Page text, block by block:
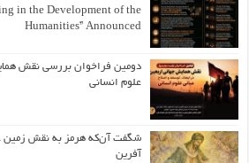
in the Development of the
Humanities” Announced
دومین فراخوان بررسی نقش
علوم انسانی
شگفت آن‌که هرمز به نقش زمین ،
آفرین